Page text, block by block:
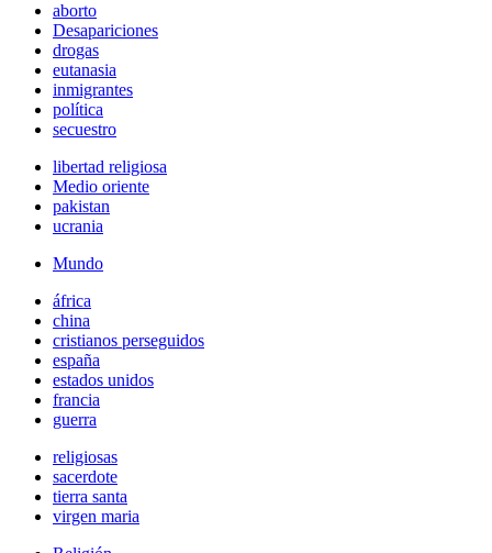
aborto
Desapariciones
drogas
eutanasia
inmigrantes
política
secuestro
libertad religiosa
Medio oriente
pakistan
ucrania
Mundo
áfrica
china
cristianos perseguidos
españa
estados unidos
francia
guerra
religiosas
sacerdote
tierra santa
virgen maria